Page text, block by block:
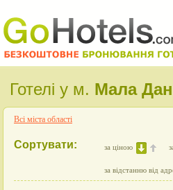
Готелі у м. Мала
Всі міста області
Сортувати: за ціною
за відстанню від